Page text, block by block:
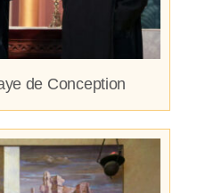
de Conception